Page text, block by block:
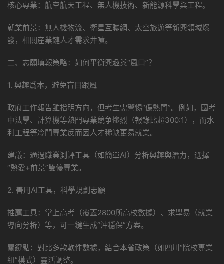
核心專業：航空航天工程、無人機技術、新能源科學與工程。
就業前景：無人機物流、衛星互聯網、太空旅遊等新興領域爆
發，相關産業鏈人才需求井噴。
二、志願填報策略：如何平衡興趣與“風口”？
1. 興趣爲本，避免盲目跟風
政府工作報告雖指明方向，但考生需警惕“僞熱門”。例如，國考
中法學、計算機等熱門專業競争慘烈（報錄比超300:1），而水
利工程等冷門專業反而因人才稀缺更易就業。
建議：通過職業測評工具（如簡單AI）分析興趣與潛力，選擇
“熱愛+前景”雙優專業。
2. 善用AI工具，科學規劃志願
推薦工具：掌上高考（覆蓋2800所高校數據）、求學易（就業
導向分析）等，可一鍵生成“沖穩保”方案。
關鍵點：對比多款軟件數據，結合本省政策（如四川“院校專業
組”模式）靈活調整。